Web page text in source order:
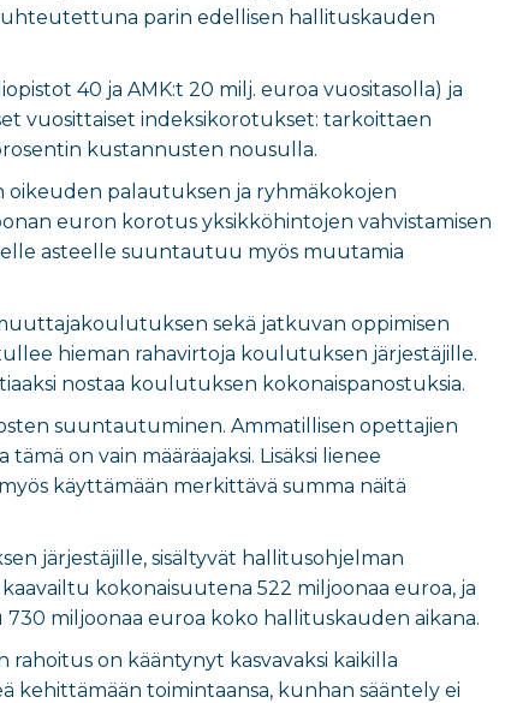
parin edellisen hallituskauden
40 ja AMK:t 20 milj. euroa vuositasolla) ja
vuosittaiset indeksikorotukset: tarkoittaen
kustannusten nousulla.
oikeuden palautuksen ja ryhmäkokojen
euron korotus yksikköhintojen vahvistamisen
asteelle suuntautuu myös muutamia
sekä jatkuvan oppimisen
hieman rahavirtoja koulutuksen järjestäjille.
nostaa koulutuksen kokonaispanostuksia.
suuntautuminen. Ammatillisen opettajien
on vain määräajaksi. Lisäksi lienee
käyttämään merkittävä summa näitä
järjestäjille, sisältyvät hallitusohjelman
kokonaisuutena 522 miljoonaa euroa, ja
730 miljoonaa euroa koko hallituskauden aikana.
on kääntynyt kasvavaksi kaikilla
kehittämään toimintaansa, kunhan sääntely ei